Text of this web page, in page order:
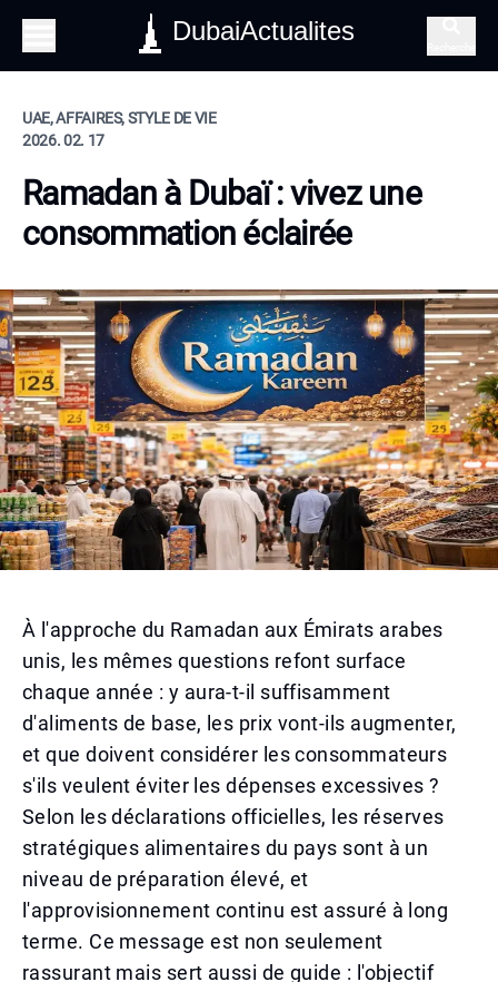
DubaiActualites
UAE, AFFAIRES, STYLE DE VIE
2026. 02. 17
Ramadan à Dubaï : vivez une
consommation éclairée
À l'approche du Ramadan aux Émirats arabes
unis, les mêmes questions refont surface
chaque année : y aura-t-il suffisamment
d'aliments de base, les prix vont-ils augmenter,
et que doivent considérer les consommateurs
s'ils veulent éviter les dépenses excessives ?
Selon les déclarations officielles, les réserves
stratégiques alimentaires du pays sont à un
niveau de préparation élevé, et
l'approvisionnement continu est assuré à long
terme. Ce message est non seulement
rassurant mais sert aussi de guide : l'objectif